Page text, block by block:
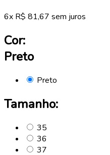
6x R$ 81,67 sem juros
Cor:
Preto
Preto
Tamanho:
35
36
37